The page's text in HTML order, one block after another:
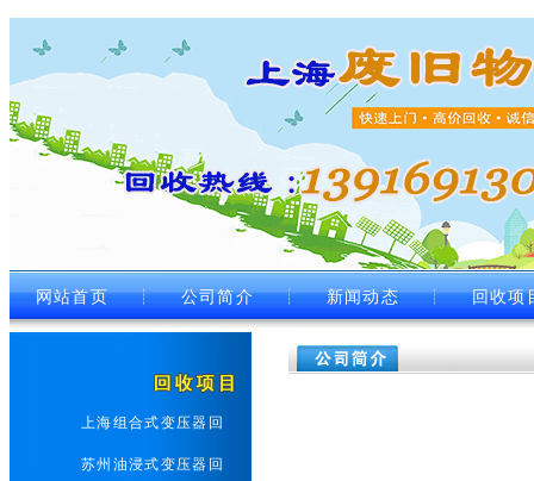
网站首页 ┊ 公司简介 ┊ 新闻动态 ┊ 回收项
上海组合式变压器回
苏州油浸式变压器回